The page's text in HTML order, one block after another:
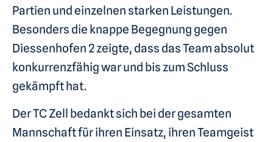
Partien und einzelnen starken Leistungen.
Besonders die knappe Begegnung gegen
Diessenhofen 2 zeigte, dass das Team absolut
konkurrenzfähig war und bis zum Schluss
gekämpft hat.
Der TC Zell bedankt sich bei der gesamten
Mannschaft für ihren Einsatz, ihren Teamgeist